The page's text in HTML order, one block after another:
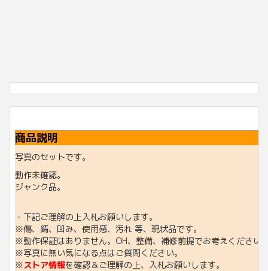
商品説明
写真のセットです。
動作未確認。
ジャンク品。
・下記ご理解の上入札お願いします。
※傷、錆、凹み、使用感、汚れ 等、現状品です。
※動作保証はありません。OH、整備、補修前提でお考えください
※写真に無い気になる点はご質問ください。
※ストア情報を確認＆ご理解の上、入札お願いします。